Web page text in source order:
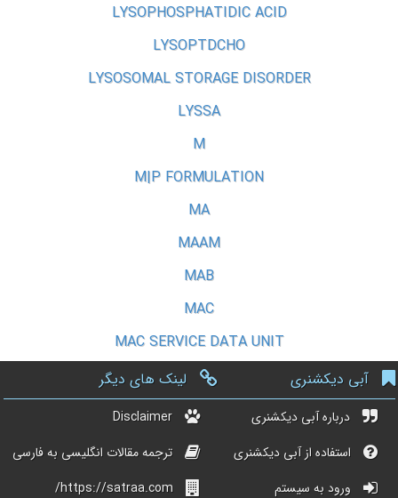
LYSOPHOSPHATIDIC ACID
LYSOPTDCHO
LYSOSOMAL STORAGE DISORDER
LYSSA
M
M|P FORMULATION
MA
MAAM
MAB
MAC
MAC SERVICE DATA UNIT
آبی دیکشنری
درباره آبی دیکشنری
استفاده از آبی دیکشنری
ورود به سیستم
لینک های دیگر
Disclaimer
ترجمه مقالات انگلیسی به فارسی
https://satraa.com/